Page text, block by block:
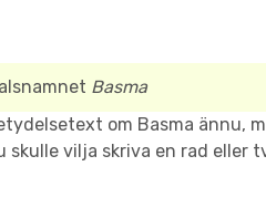
Basma
om Basma ännu,
skulle vilja skriva en rad eller